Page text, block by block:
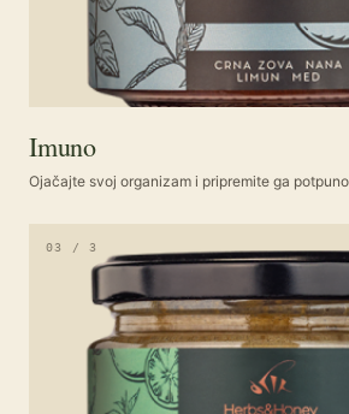
Imuno
Ojačajte svoj organizam i pripremite ga
03 / 3